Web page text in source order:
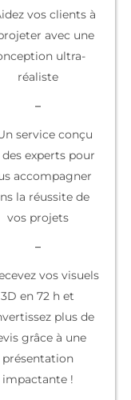
vos clients à
avec une
ultra-
réaliste
–
service conçu
expertspour
accompagner
la réussite de
vos projets
–
vos visuels
3D en 72 h et
plus de
grâce à une
présentation
impactante !